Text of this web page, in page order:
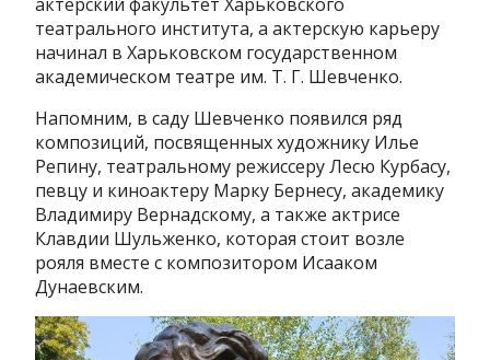
театрального института, а актерскую карьеру
начинал в Харьковском государственном
академическом театре им. Т. Г. Шевченко.
Напомним, в саду Шевченко появился ряд
композиций, посвященных художнику Илье
Репину, театральному режиссеру Лесю Курбасу,
певцу и киноактеру Марку Бернесу, академику
Владимиру Вернадскому, а также актрисе
Клавдии Шульженко, которая стоит возле
рояля вместе с композитором Исааком
Дунаевским.